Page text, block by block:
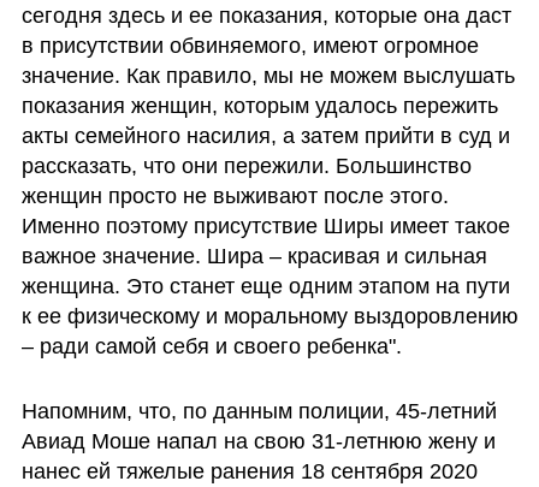
сегодня здесь и ее показания, которые она даст
в присутствии обвиняемого, имеют огромное
значение. Как правило, мы не можем выслушать
показания женщин, которым удалось пережить
акты семейного насилия, а затем прийти в суд и
рассказать, что они пережили. Большинство
женщин просто не выживают после этого.
Именно поэтому присутствие Ширы имеет такое
важное значение. Шира – красивая и сильная
женщина. Это станет еще одним этапом на пути
к ее физическому и моральному выздоровлению
– ради самой себя и своего ребенка".
Напомним, что, по данным полиции, 45-летний
Авиад Моше напал на свою 31-летнюю жену и
нанес ей тяжелые ранения 18 сентября 2020